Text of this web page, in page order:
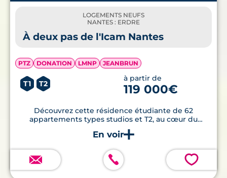
LOGEMENTS NEUFS
NANTES : ERDRE
À deux pas de l'Icam Nantes
PTZ DONATION LMNP JEANBRUN
T1 T2
à partir de
119 000€
Découvrez cette résidence étudiante de 62
appartements types studios et T2, au cœur du
campus de la Chantrerie.
💗